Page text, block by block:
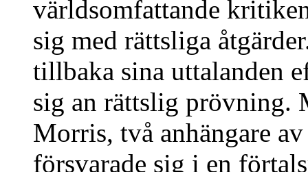
världsomfattande
sig med rättsliga
tillbaka sina uttalanden
sig an rättslig prövning.
Morris, två anhängare
försvarade sig i en